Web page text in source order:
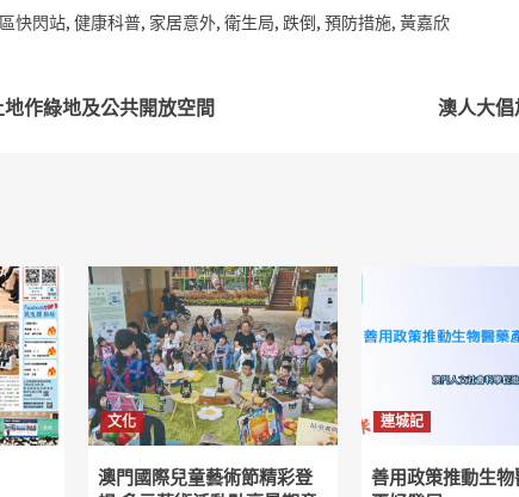
快閃站, 健康科普, 家居意外, 衛生局, 跌倒, 預防措施, 黃嘉欣
作綠地及公共開放空間
澳人大倡
文化
澳門國際兒童藝術節精彩登
連城記
善用政策推動生物